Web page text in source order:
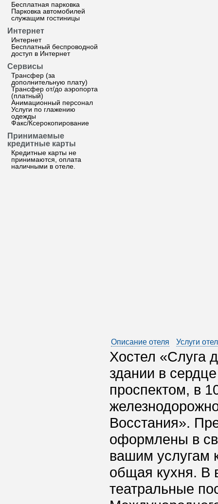
Бесплатная парковка
Парковка автомобилей
служащим гостиницы
Интернет
Интернет
Бесплатный беспроводной
доступ в Интернет
Сервисы
Трансфер (за
дополнительную плату)
Трансфер от/до аэропорта
(платный)
Анимационный персонал
Услуги по глажению
одежды
Факс/Ксерокопирование
Принимаемые
кредитные карты
Кредитные карты не
принимаются, оплата
наличными в отеле.
Описание отеля Услуги
Хостел «Слуга
здании в
проспектом, в
Восстания».
оформлены в
вашим услугам
общая кухня. В
театральные